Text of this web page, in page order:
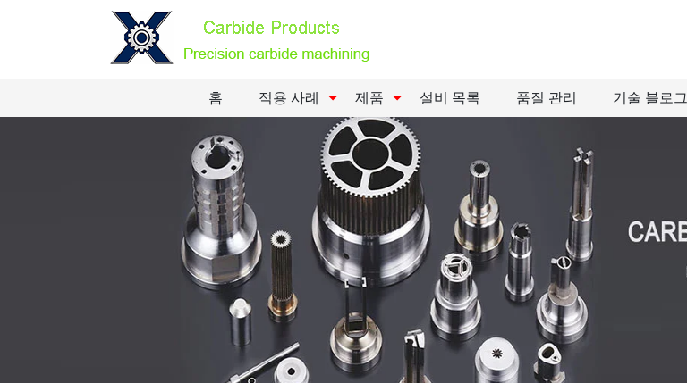
홈 적용 사례 제품 설비 목록 품질 관리 기술 블로그